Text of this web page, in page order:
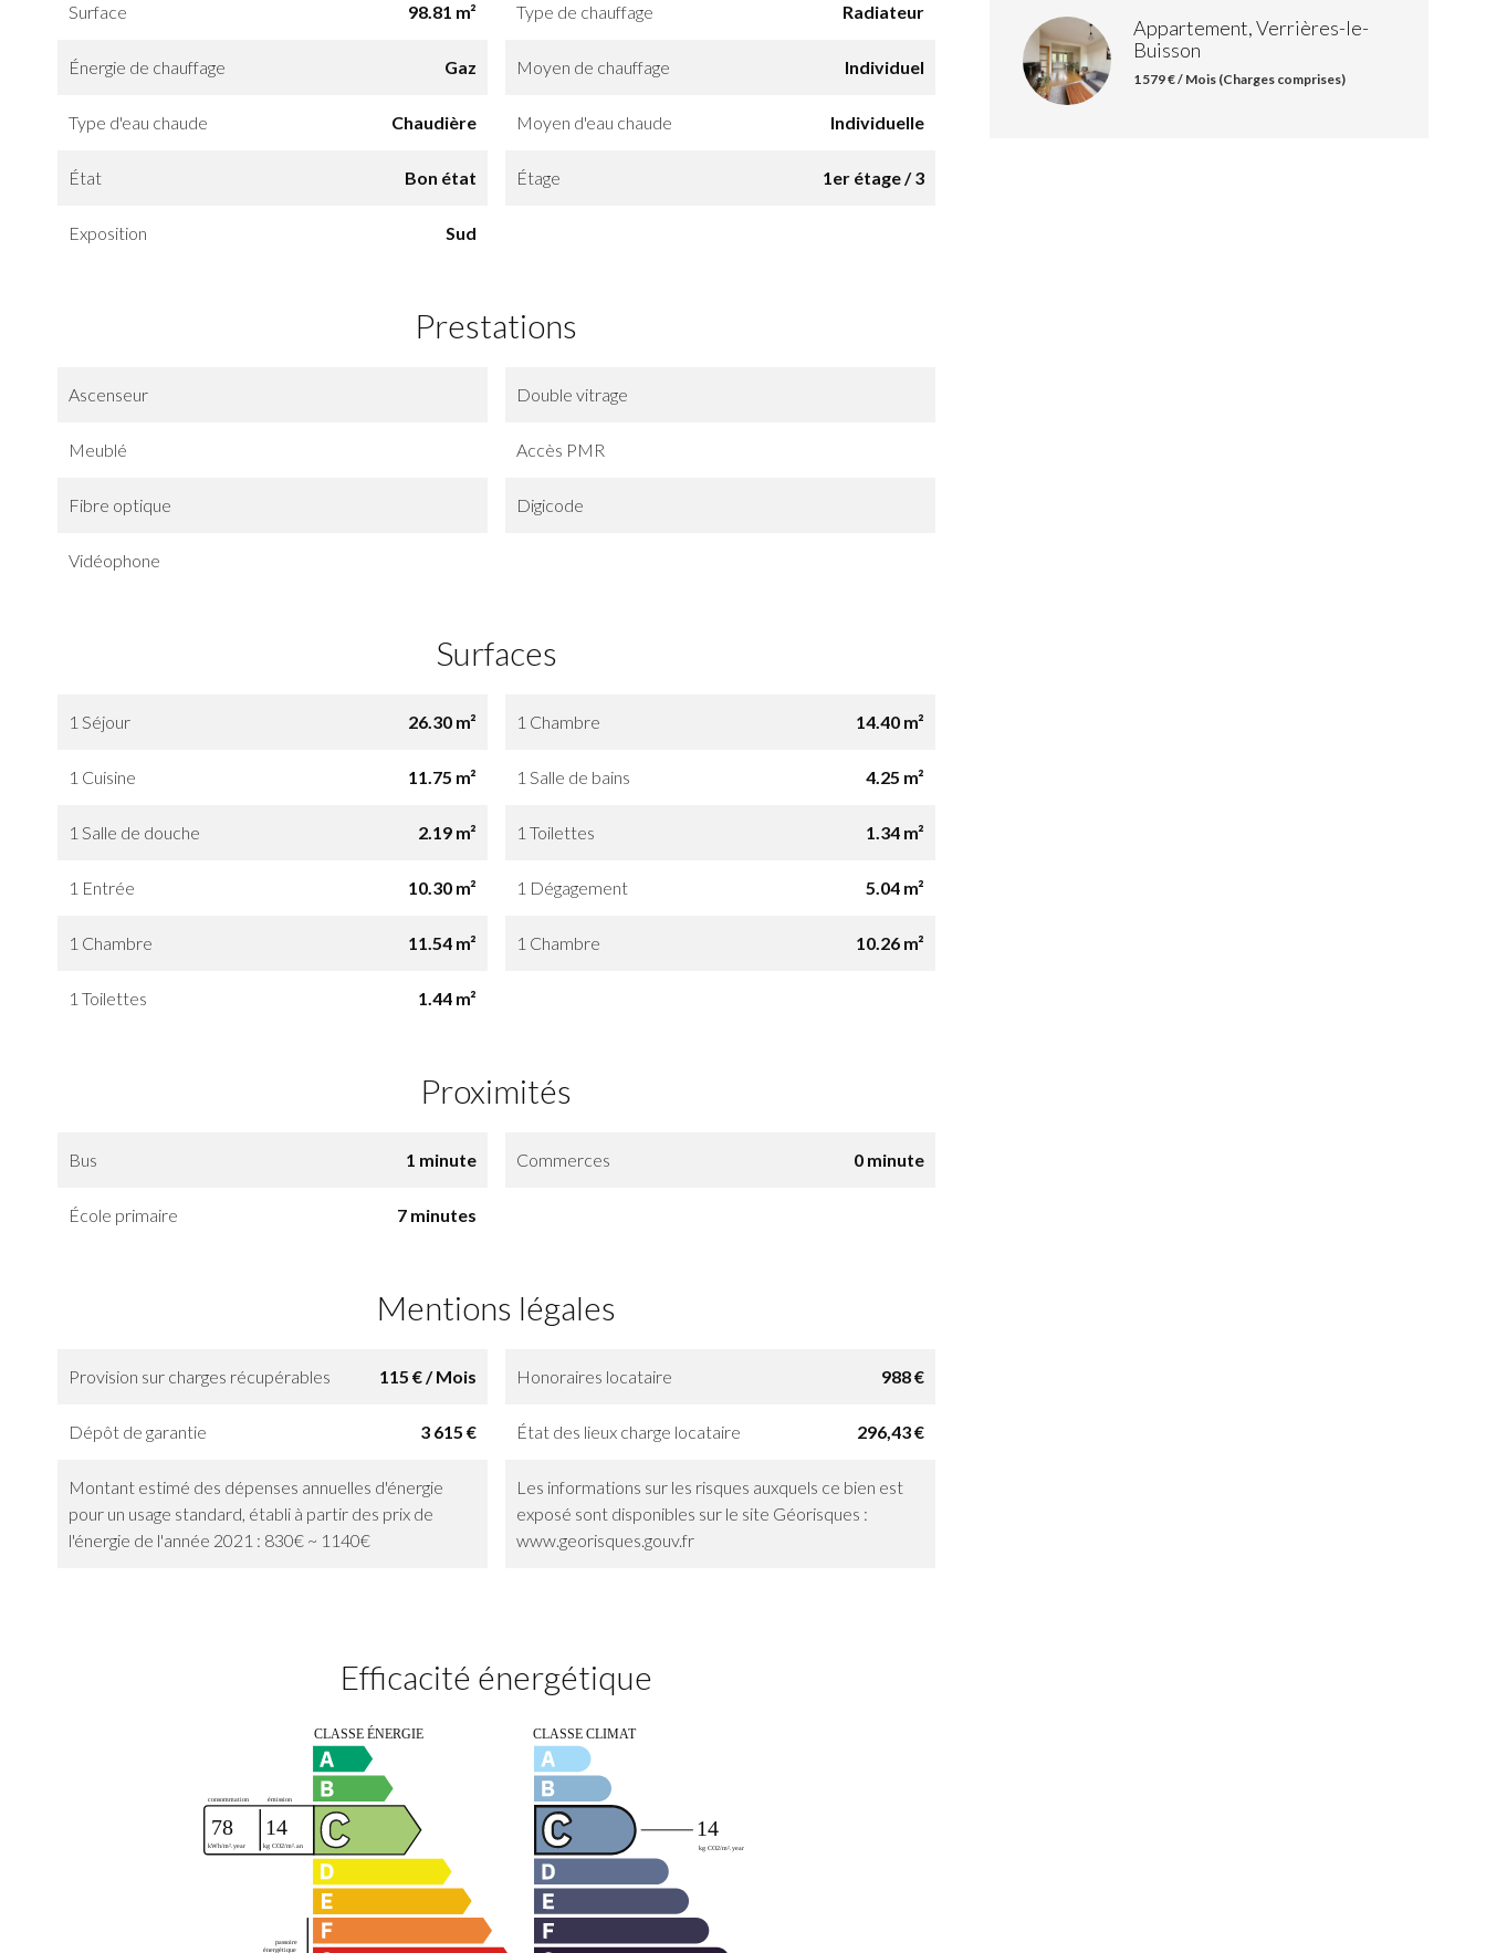
Surface 98.81 m² Type de chauffage Radiateur
Énergie de chauffage Gaz Moyen de chauffage Individuel
Type d'eau chaude Chaudière Moyen d'eau chaude Individuelle
État Bon état Étage 1er étage / 3
Exposition Sud
Prestations
Ascenseur Double vitrage
Meublé Accès PMR
Fibre optique Digicode
Vidéophone
Surfaces
1 Séjour 26.30 m² 1 Chambre 14.40 m²
1 Cuisine 11.75 m² 1 Salle de bains 4.25 m²
1 Salle de douche 2.19 m² 1 Toilettes 1.34 m²
1 Entrée 10.30 m² 1 Dégagement 5.04 m²
1 Chambre 11.54 m² 1 Chambre 10.26 m²
1 Toilettes 1.44 m²
Proximités
Bus 1 minute Commerces 0 minute
École primaire 7 minutes
Mentions légales
Provision sur charges récupérables 115 € / Mois Honoraires locataire 988 €
Dépôt de garantie 3 615 € État des lieux charge locataire 296,43 €
Montant estimé des dépenses annuelles d'énergie
pour un usage standard, établi à partir des prix de
l'énergie de l'année 2021 : 830€ ~ 1140€
Les informations sur les risques auxquels ce bien est
exposé sont disponibles sur le site Géorisques :
www.georisques.gouv.fr
Efficacité énergétique
Appartement, Verrières-le-
Buisson
1 579 € / Mois (Charges comprises)